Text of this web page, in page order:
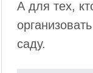
А для тех,
саду.